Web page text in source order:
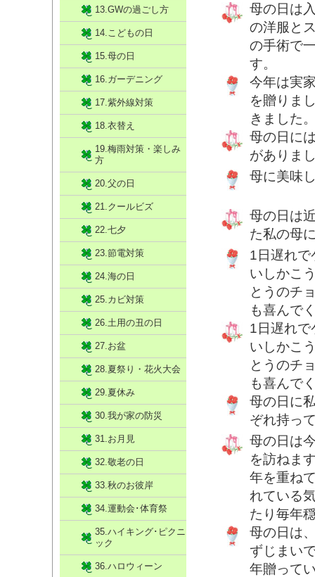
母の日は
の洋服と
の手術で
す。
今年は実
を贈りま
きました
母の日に
がありま
母に美味
母の日は
た私の母
1日遅れで
いしかこ
とうのチ
も喜んで
1日遅れで
いしかこ
とうのチ
も喜んで
母の日に
ぞれ持っ
母の日は
を訪ねま
年を重ね
れている
たり毎年
母の日は
ずじまい
年贈って
13.GWの過ごし方
14.こどもの日
15.母の日
16.ガーデニング
17.紫外線対策
18.衣替え
19.梅雨対策・楽しみ
方
20.父の日
21.クールビズ
22.七夕
23.節電対策
24.海の日
25.カビ対策
26.土用の丑の日
27.お盆
28.夏祭り・花火大会
29.夏休み
30.我が家の防災
31.お月見
32.敬老の日
33.秋のお彼岸
34.運動会･体育祭
35.ハイキング･ピクニ
ック
36.ハロウィーン